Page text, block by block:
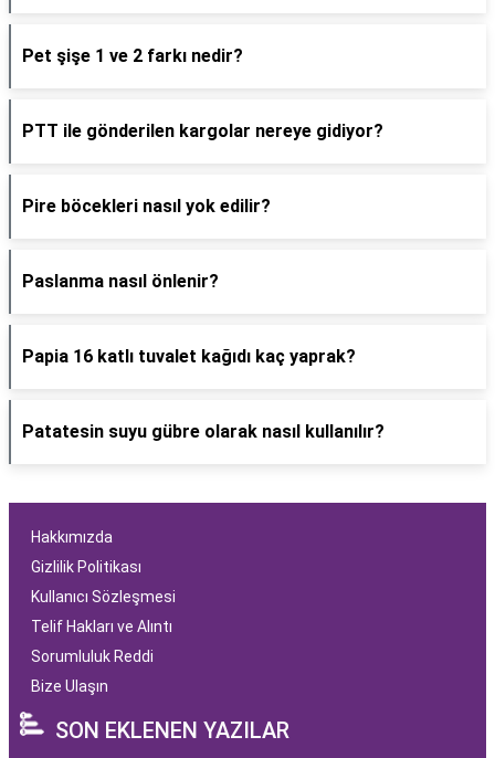
Pet şişe 1 ve 2 farkı nedir?
PTT ile gönderilen kargolar nereye gidiyor?
Pire böcekleri nasıl yok edilir?
Paslanma nasıl önlenir?
Papia 16 katlı tuvalet kağıdı kaç yaprak?
Patatesin suyu gübre olarak nasıl kullanılır?
Hakkımızda
Gizlilik Politikası
Kullanıcı Sözleşmesi
Telif Hakları ve Alıntı
Sorumluluk Reddi
Bize Ulaşın
SON EKLENEN YAZILAR